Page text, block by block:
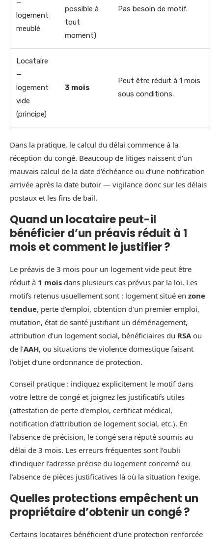
—
logement
meublé
possible à
tout
moment)
Pas besoin de motif.
Locataire
—
logement
vide
(principe)
3 mois
Peut être réduit à 1 mois
sous conditions.
Dans la pratique, le calcul du délai commence à la
réception du congé. Beaucoup de litiges naissent d’un
mauvais calcul de la date d’échéance ou d’une notification
arrivée après la date butoir — vigilance donc sur les délais
postaux et les fins de bail.
Quand un locataire peut-il
bénéficier d’un préavis réduit à 1
mois et comment le justifier ?
Le préavis de 3 mois pour un logement vide peut être
réduit à 1 mois dans plusieurs cas prévus par la loi. Les
motifs retenus usuellement sont : logement situé en zone
tendue, perte d’emploi, obtention d’un premier emploi,
mutation, état de santé justifiant un déménagement,
attribution d’un logement social, bénéficiaires du RSAou
de l’AAH, ou situations de violence domestique faisant
l’objet d’une ordonnance de protection.
Conseil pratique : indiquez explicitement le motif dans
votre lettre de congé et joignez les justificatifs utiles
(attestation de perte d’emploi, certificat médical,
notification d’attribution de logement social, etc.). En
l’absence de précision, le congé sera réputé soumis au
délai de 3 mois. Les erreurs fréquentes sont l’oubli
d’indiquer l’adresse précise du logement concerné ou
l’absence de pièces justificatives là où la situation l’exige.
Quelles protections empêchent un
propriétaire d’obtenir un congé ?
Certains locataires bénéficient d’une protection renforcée